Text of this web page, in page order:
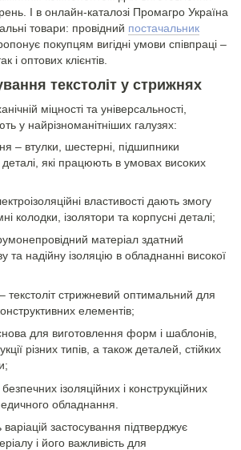
І в онлайн-каталозі Промагро Україна
товари: провідний постачальник
покупцям вигідні умови співпраці –
і оптових клієнтів.
текстоліт у стрижнях
міцності та універсальності,
у найрізноманітніших галузях:
– втулки, шестерні, підшипники
деталі, які працюють в умовах високих
властивості дають змогу
колодки, ізолятори та корпусні деталі;
матеріал здатний
та надійну ізоляцію в обладнанні високої
– текстоліт стрижневий оптимальний для
елементів;
для виготовлення форм і шаблонів,
різних типів, а також деталей, стійких
ізоляційних і конструкційних
обладнання.
варіацій застосування підтверджує
і його важливість для